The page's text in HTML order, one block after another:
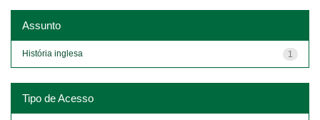
Assunto
1
História inglesa
Tipo de Acesso